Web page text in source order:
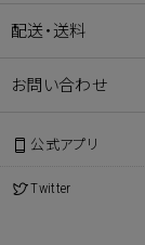
配送・送料
お問い合わせ
公式アプリ
Twitter